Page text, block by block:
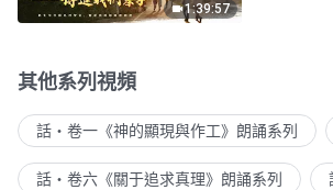
1:39:57
其他系列視頻
話・卷一《神的顯現與作工》朗誦系列
話・卷六《關于追求真理》朗誦系列